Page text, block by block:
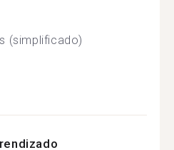
(simplificado)